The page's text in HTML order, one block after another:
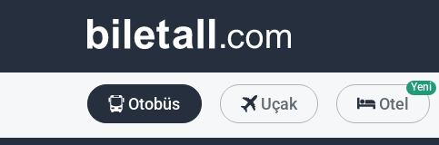
Otobüs Uçak Otel
Yeni